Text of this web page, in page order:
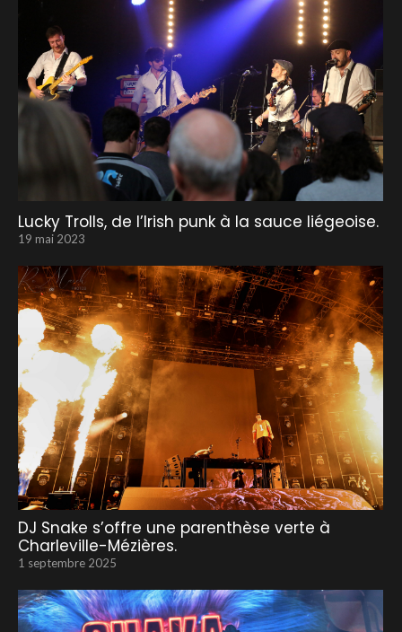
Lucky Trolls, de l’Irish punk à la sauce liégeoise.
19 mai 2023
DJ Snake s’offre une parenthèse verte à
Charleville-Mézières.
1 septembre 2025